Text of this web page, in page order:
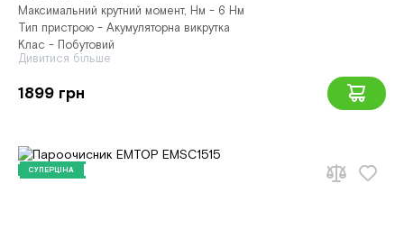
Максимальний крутний момент, Нм - 6 Нм
Тип пристрою - Акумуляторна викрутка
Клас - Побутовий
Дивитися більше
1899 грн
СУПЕРЦІНА